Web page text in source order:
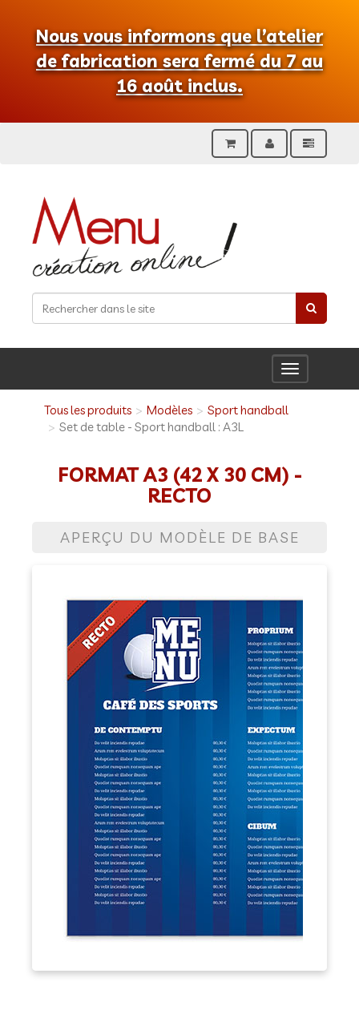
Nous vous informons que l’atelier
de fabrication sera fermé du 7 au
16 août inclus.
Toggle
navigation
Tous les produits
Modèles
Sport handball
Set de table - Sport handball : A3L
FORMAT A3 (42 X 30 CM) -
RECTO
APERÇU DU MODÈLE DE BASE